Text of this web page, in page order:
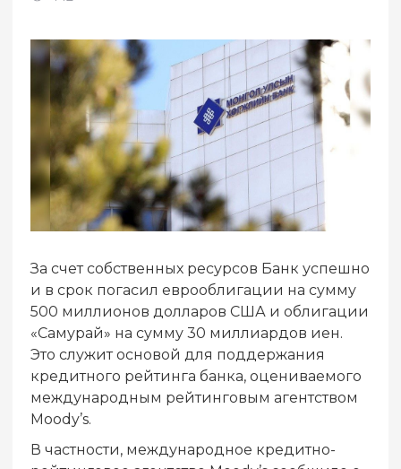
За счет собственных ресурсов Банк успешно
и в срок погасил еврооблигации на сумму
500 миллионов долларов США и облигации
«Самурай» на сумму 30 миллиардов иен.
Это служит основой для поддержания
кредитного рейтинга банка, оцениваемого
международным рейтинговым агентством
Moody’s.
В частности, международное кредитно-